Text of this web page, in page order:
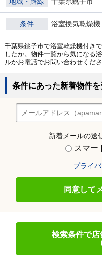
条件 浴室換気乾燥
千葉県銚子市で浴室乾燥機付き
したか。物件一覧から気になる
ルかお電話でお問い合わせくださ
条件にあった新着物件
新着メールの送
スマー
プライ
同意して
検索条件で